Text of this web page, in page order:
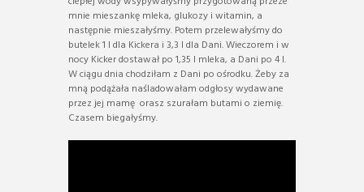
mnie mieszankę mleka, glukozy i witamin, a
następnie mieszałyśmy. Potem przelewałyśmy do
butelek 1 l dla Kickera i 3,3 l dla Dani. Wieczorem i w
nocy Kicker dostawał po 1,35 l mleka, a Dani po 4 l.
W ciągu dnia chodziłam z Dani po ośrodku. Żeby za
mną podążała naśladowałam odgłosy wydawane
przez jej mamę orasz szurałam butami o ziemię.
Czasem biegałyśmy.